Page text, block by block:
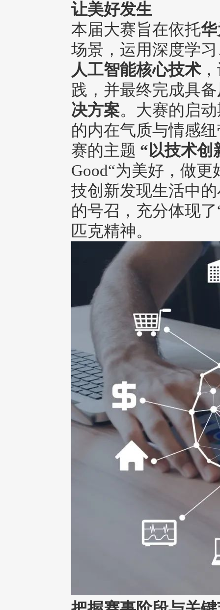
让美好发生
本届大赛旨在依托
场景，运用深度学
人工智能核心技术
践，并最终完成具备
决方案。大赛的启
的内在气质与情感
赛的主题 “以技术创
Good“为美好，做
技创新发现生活中
的号召，充分体现
匹克精神。